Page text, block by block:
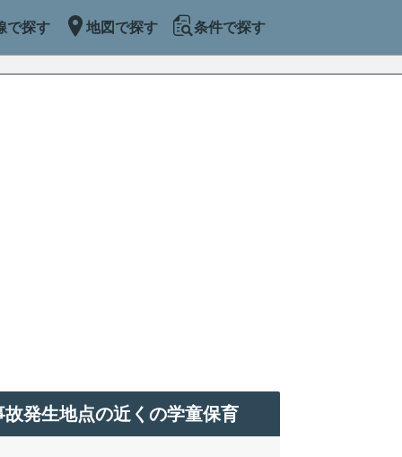
で探す 地図で探す 条件で探す
故発生地点の近くの学童保育